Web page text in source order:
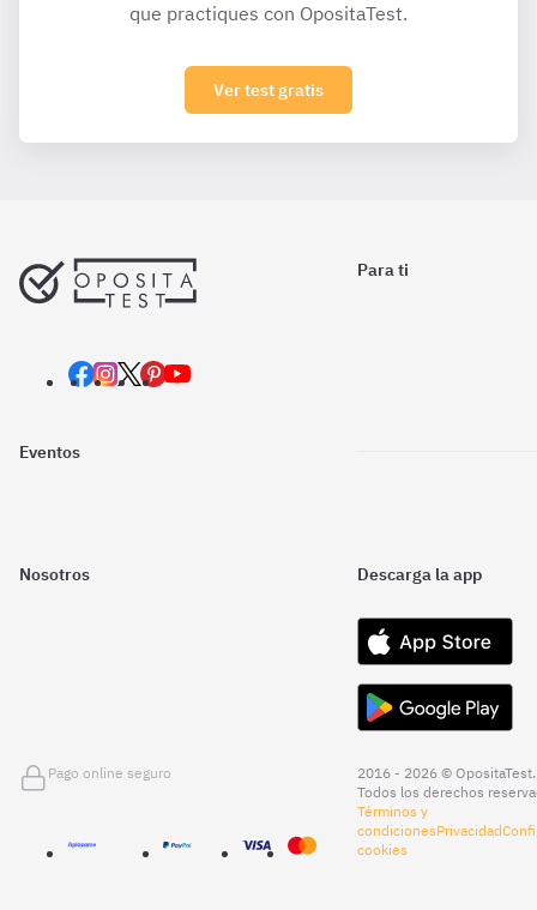
que practiques con OpositaTest.
Ver test gratis
Para ti
Eventos
Nosotros Descarga la app
Pago online seguro
2016 - 2026 © OpositaTest.
Todos los derechos
Términos y
condicionesPrivacidad
cookies